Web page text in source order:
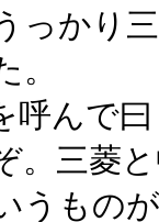
っかり
。
んで
。三菱
もの